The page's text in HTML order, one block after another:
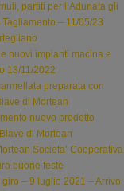
partiti per l’Adunata gli
– 11/05/23
nuovi impianti macina e
13/11/2022
preparata con
di Mortean
nuovo prodotto
di Mortean
Societa’ Cooperativa
buone feste
– 9 luglio 2021 – Arrivo